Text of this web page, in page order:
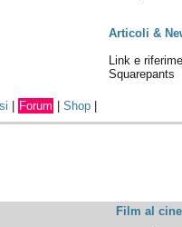
Articoli &
Link e
Squarepants
Forum |Shop
Film al